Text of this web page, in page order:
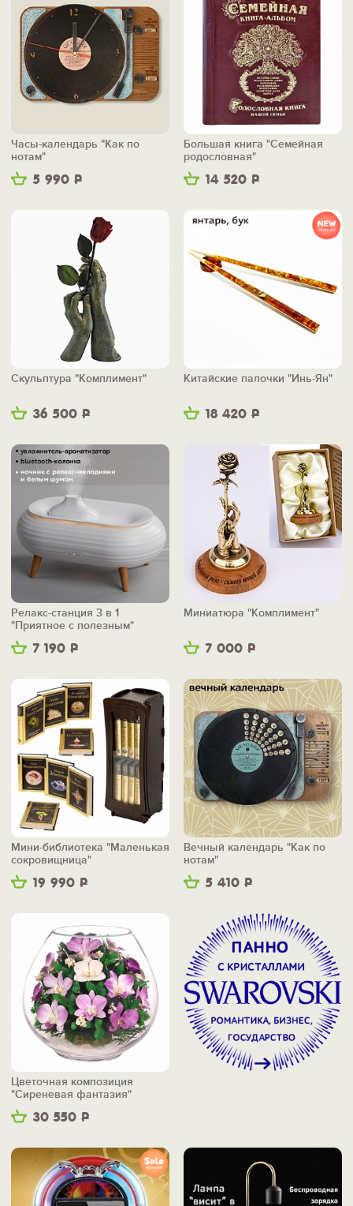
5 990 Р
Часы-календарь "Как по
нотам"
14 520 Р
Большая книга "Семейная
родословная"
36 500 Р
Скульптура "Комплимент"
18 420 Р
Китайские палочки "Инь-Ян"
7 190 Р
Релакс-станция 3 в 1
"Приятное с полезным"
7 000 Р
Миниатюра "Комплимент"
19 990 Р
Мини-библиотека "Маленькая
сокровищница"
5 410 Р
Вечный календарь "Как по
нотам"
30 550 Р
Цветочная композиция
"Сиреневая фантазия"